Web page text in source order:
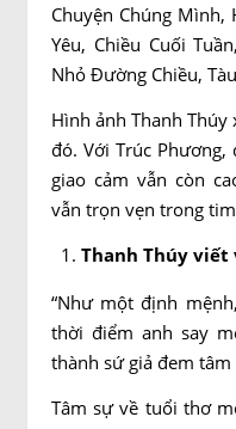
Chuyện Chúng Mình,
Yêu, Chiều Cuối
Nhỏ Đường Chiều,
Hình ảnh Thanh
đó. Với Trúc
giao cảm vẫn còn
vẫn trọn vẹn trong
Thanh Thúy viết
“Như một định
thời điểm anh say
thành sứ giả đem
Tâm sự về tuổi thơ